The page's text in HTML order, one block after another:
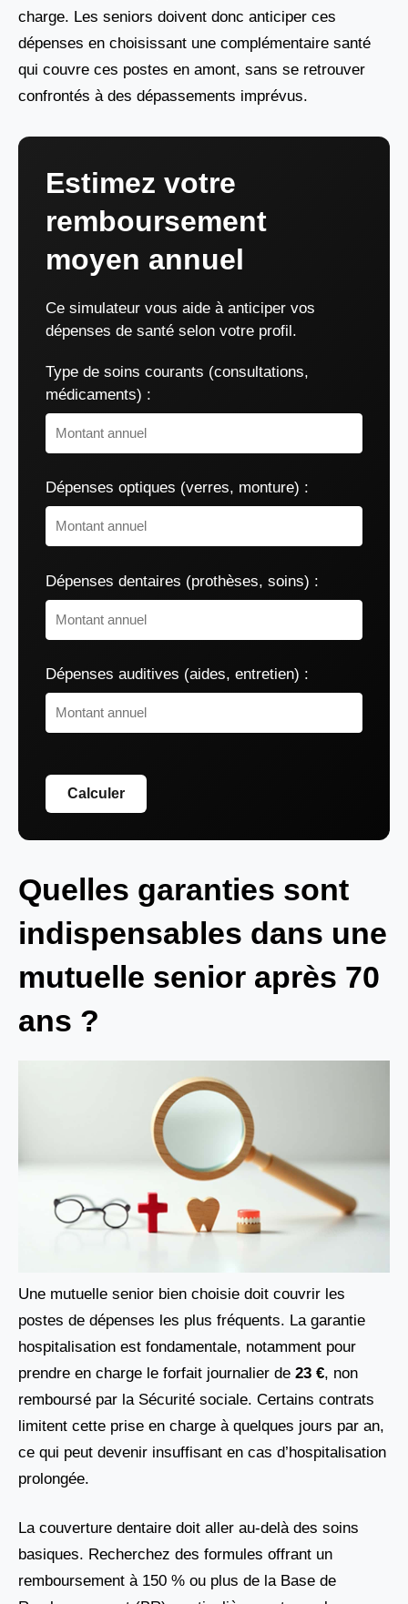
charge. Les seniors doivent donc anticiper ces
dépenses en choisissant une complémentaire santé
qui couvre ces postes en amont, sans se retrouver
confrontés à des dépassements imprévus.
Estimez votre
remboursement
moyen annuel
Ce simulateur vous aide à anticiper vos
dépenses de santé selon votre profil.
Type de soins courants (consultations,
médicaments) :
Dépenses optiques (verres, monture) :
Dépenses dentaires (prothèses, soins) :
Dépenses auditives (aides, entretien) :
Calculer
Quelles garanties sont
indispensables dans une
mutuelle senior après 70
ans ?
Une mutuelle senior bien choisie doit couvrir les
postes de dépenses les plus fréquents. La garantie
hospitalisation est fondamentale, notamment pour
prendre en charge le forfait journalier de 23 €, non
remboursé par la Sécurité sociale. Certains contrats
limitent cette prise en charge à quelques jours par an,
ce qui peut devenir insuffisant en cas d’hospitalisation
prolongée.
La couverture dentaire doit aller au-delà des soins
basiques. Recherchez des formules offrant un
remboursement à 150 % ou plus de la Base de